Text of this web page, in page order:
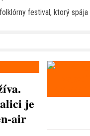
festival, ktorý
je
air